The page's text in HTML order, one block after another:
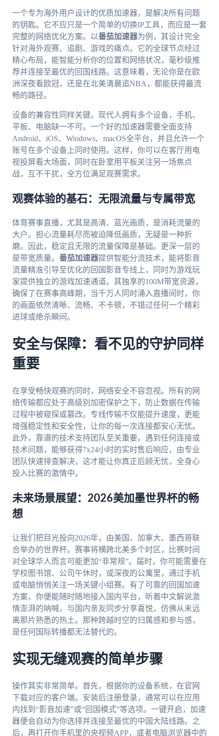
一个专为海外用户设计的优质加速器，是解决所有问题
的钥匙。它不应只是一个简单的切换IP工具，而应是一套
完整的网络优化方案。以番茄加速器为例，其设计完全
针对海外观赛、追剧、游戏的痛点。它的全球节点经过
精心布局，能智能分析你的位置和网络状况，毫秒级推
荐并连接至最优的回国线路。这意味着，无论你是在欧
洲深夜看欧冠，还是在北美清晨追NBA，都能获得最流
畅的路径。
设备的兼容性同样关键。现代人拥有多个设备，手机、
平板、电脑缺一不可。一个好的加速器需要全面支持
Android、iOS、Windows、macOS全平台，并且允许一个
账号在多个设备上同时使用。这样，你可以在客厅用电
视投屏看大场面，同时在卧室用平板关注另一场焦点
战，互不干扰，全方位满足观赛需求。
观赛体验的基石：无限流量与专属带宽
体育赛事直播，尤其是高清、蓝光画质，是消耗流量的
大户。担心流量耗尽而被迫降低画质，无疑是一种折
磨。因此，稳定且无限的流量保障是基础。更深一层的
是带宽质量。 番茄加速器提供智能分流技术，能将影音
流量精准引导至优化的回国影音专线上，同时为游戏玩
家提供独立的游戏加速通道。其独享的100M带宽资源，
确保了在赛事高峰期，当千万人同时涌入直播间时，你
的画面依然清晰、流畅、不卡顿，不错过任何一个精彩
进球或绝杀瞬间。
安全与保障：看不见的守护同样
重要
在享受畅快观赛的同时，网络安全不容忽视。所有的网
络传输都应处于高级别加密保护之下，防止数据在传输
过程中被窥探或篡改。专线传输不仅能提升速度，更能
增强稳定性和安全性，让你的每一次连接都安心无忧。
此外，靠谱的技术支持团队至关重要。遇到任何连接或
技术问题，能够获得7x24小时的实时售后响应，由专业
团队快速排查解决，这才能让你真正后顾无忧，全身心
投入比赛的激情中。
未来场景展望：2026美加墨世界杯的畅
想
让我们把目光投向2026年，由美国、加拿大、墨西哥联
合举办的世界杯。赛事将横跨北美多个时区，比赛时间
对全球华人而言可能更加“非常规”。届时，你可能需要在
学校图书馆、公司午休时，或深夜的公寓里，通过手机
或电脑悄悄关注一场关键小组赛。有了可靠的回国加速
方案，你便能随时随地接入国内平台，听着中文解说激
情澎湃的呐喊，与国内亲友同步分享喜悦，仿佛从未远
离那片熟悉的热土。那种跨越时空的归属感和参与感，
是任何国际转播都无法替代的。
实现无缝观赛的简单步骤
操作其实非常简单。首先，根据你的设备系统，在官网
下载对应的客户端。安装后注册登录，通常可以在应用
内找到“影音加速”或“回国模式”等选项。一键开启，加速
器便会自动为你选择并连接至最优的中国大陆线路。之
后，再打开你手机里的央视频APP，或者电脑浏览器中的